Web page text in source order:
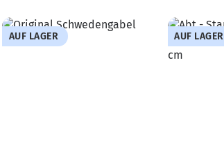
AUF LAGER AUF LAGER